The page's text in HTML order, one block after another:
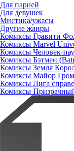
Для парней
Для девушек
Мистика/ужасы
Другие жанры
Комиксы Гравити
Комиксы Marvel
Комиксы Человек-
Комиксы Бэтмен
Комиксы Земля
Комиксы Майор Гром
Комиксы Лига
Комиксы